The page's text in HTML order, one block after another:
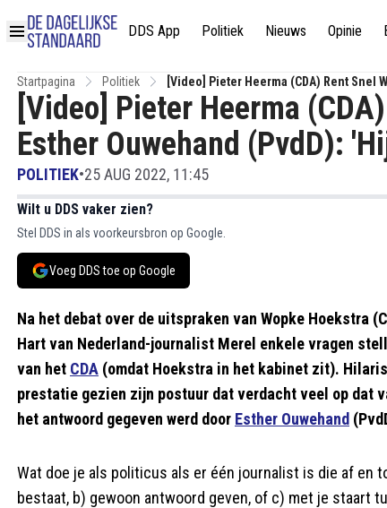
DDS App Politiek Nieuws Opinie
Startpagina Politiek [Video] Pieter Heerma (CDA) Rent Snel
[Video] Pieter Heerma
Esther Ouwehand (PvdD):
POLITIEK•25 AUG 2022, 11:45
Wilt u DDS vaker zien?
Stel DDS in als voorkeursbron op Google.
Voeg DDS toe op Google
Na het debat over de uitspraken van Wopke
Hart van Nederland-journalist Merel enkele vragen
van het CDA (omdat Hoekstra in het kabinet zit).
prestatie gezien zijn postuur dat verdacht veel op dat
het antwoord gegeven werd door Esther Ouwehand
Wat doe je als politicus als er één journalist is die af en
bestaat, b) gewoon antwoord geven, of c) met je staart